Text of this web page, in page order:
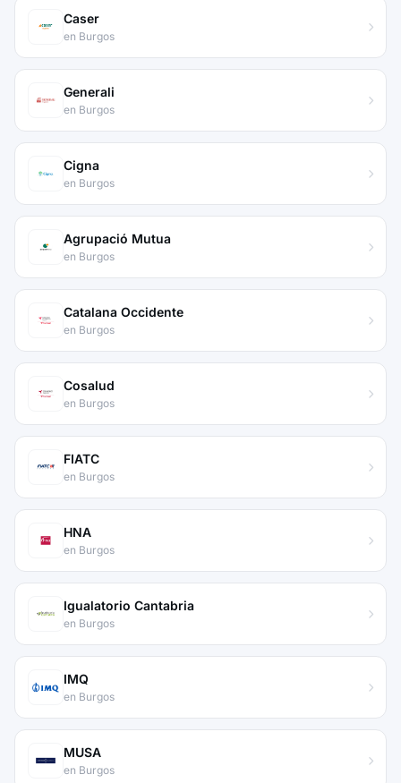
Caser
en Burgos
Generali
en Burgos
Cigna
en Burgos
Agrupació Mutua
en Burgos
Catalana Occidente
en Burgos
Cosalud
en Burgos
FIATC
en Burgos
HNA
en Burgos
Igualatorio Cantabria
en Burgos
IMQ
en Burgos
MUSA
en Burgos